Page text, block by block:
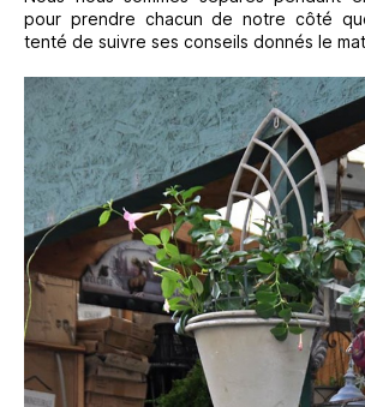
pour prendre chacun de notre côté
tenté de suivre ses conseils donnés le